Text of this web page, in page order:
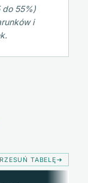
do 55%)
i
TABELĘ